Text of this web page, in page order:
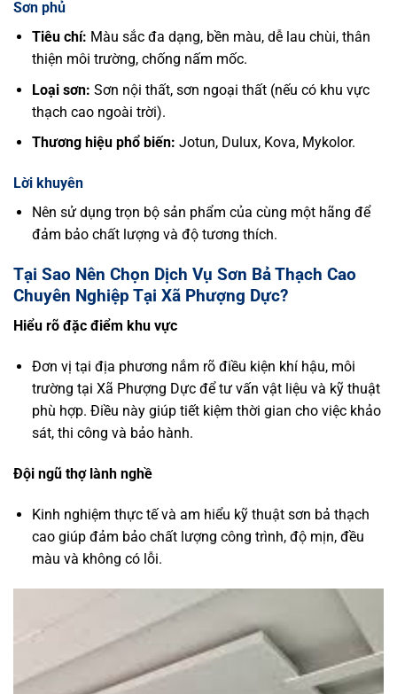
Sơn phủ
Tiêu chí: Màu sắc đa dạng, bền màu, dễ lau chùi, thân
thiện môi trường, chống nấm mốc.
Loại sơn: Sơn nội thất, sơn ngoại thất (nếu có khu vực
thạch cao ngoài trời).
Thương hiệu phổ biến: Jotun, Dulux, Kova, Mykolor.
Lời khuyên
Nên sử dụng trọn bộ sản phẩm của cùng một hãng để
đảm bảo chất lượng và độ tương thích.
Tại Sao Nên Chọn Dịch Vụ Sơn Bả Thạch Cao
Chuyên Nghiệp Tại Xã Phượng Dực?
Hiểu rõ đặc điểm khu vực
Đơn vị tại địa phương nắm rõ điều kiện khí hậu, môi
trường tại Xã Phượng Dực để tư vấn vật liệu và kỹ thuật
phù hợp. Điều này giúp tiết kiệm thời gian cho việc khảo
sát, thi công và bảo hành.
Đội ngũ thợ lành nghề
Kinh nghiệm thực tế và am hiểu kỹ thuật sơn bả thạch
cao giúp đảm bảo chất lượng công trình, độ mịn, đều
màu và không có lỗi.